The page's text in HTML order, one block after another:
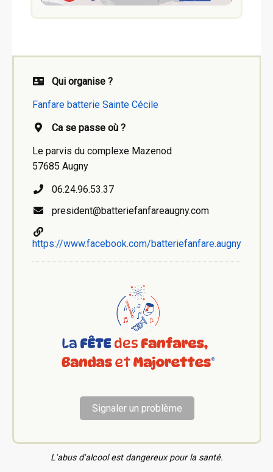
Qui organise ?
Fanfare batterie Sainte Cécile
Ca se passe où ?
Le parvis du complexe Mazenod
57685 Augny
06.24.96.53.37
president@batteriefanfareaugny.com
https://www.facebook.com/batteriefanfare.augny
Signaler un problème
L'abus d'alcool est dangereux pour la santé.